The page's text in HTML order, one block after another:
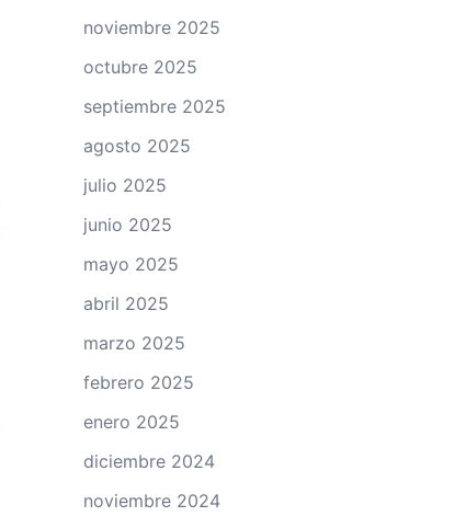
noviembre 2025
octubre 2025
septiembre 2025
agosto 2025
julio 2025
junio 2025
mayo 2025
abril 2025
marzo 2025
febrero 2025
enero 2025
diciembre 2024
noviembre 2024